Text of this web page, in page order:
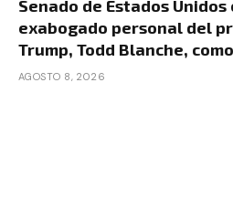
Senado de Estados
exabogado personal del
Trump, Todd Blanche,
AGOSTO 8, 2026